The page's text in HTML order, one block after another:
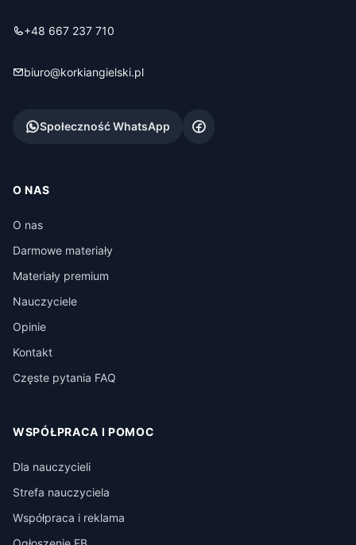
+48 667 237 710
biuro@korkiangielski.pl
Społeczność WhatsApp
O NAS
O nas
Darmowe materiały
Materiały premium
Nauczyciele
Opinie
Kontakt
Częste pytania FAQ
WSPÓŁPRACA I POMOC
Dla nauczycieli
Strefa nauczyciela
Współpraca i reklama